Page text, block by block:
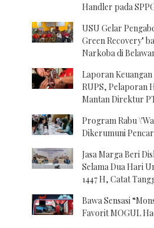
Handler pada
USU Gelar
Green Recovery"
Narkoba di
Laporan
RUPS, Pelaporan
Mantan Direktur
Program Rabu
Dikerumuni
Jasa Marga Beri
Selama Dua Hari
1447 H, Catat
Bawa Sensasi
Favorit MOGUL